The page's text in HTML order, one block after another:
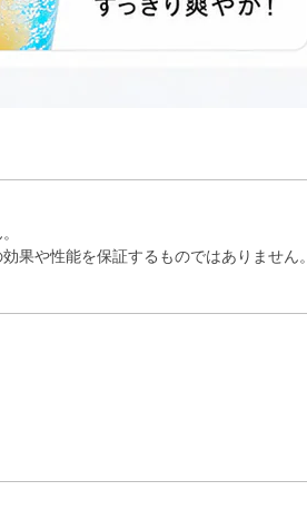
果や性能を保証するものではありません。